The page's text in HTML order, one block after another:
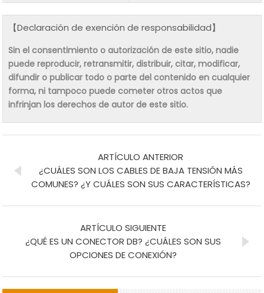
【Declaración de exención de responsabilidad】
Sin el consentimiento o autorización de este sitio, nadie
puede reproducir, retransmitir, distribuir, citar, modificar,
difundir o publicar todo o parte del contenido en cualquier
forma, ni tampoco puede cometer otros actos que
infrinjan los derechos de autor de este sitio.
ARTÍCULO ANTERIOR
¿CUÁLES SON LOS CABLES DE BAJA TENSIÓN MÁS
COMUNES? ¿Y CUÁLES SON SUS CARACTERÍSTICAS?
ARTÍCULO SIGUIENTE
¿QUÉ ES UN CONECTOR DB? ¿CUÁLES SON SUS
OPCIONES DE CONEXIÓN?